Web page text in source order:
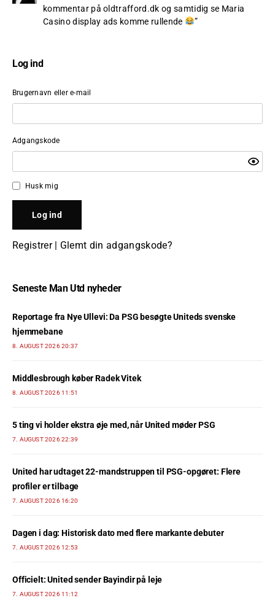
kommentar på oldtrafford.dk og samtidig se Maria
Casino display ads komme rullende
”
Log ind
Brugernavn eller e-mail
Adgangskode
Husk mig
Registrer| Glemt din adgangskode?
Seneste Man Utd nyheder
Reportage fra Nye Ullevi: Da PSG besøgte Uniteds svenske
hjemmebane
8. AUGUST 2026 20:37
Middlesbrough køber Radek Vitek
8. AUGUST 2026 11:51
5 ting vi holder ekstra øje med, når United møder PSG
7. AUGUST 2026 22:39
United har udtaget 22-mandstruppen til PSG-opgøret: Flere
profiler er tilbage
7. AUGUST 2026 16:20
Dagen i dag: Historisk dato med flere markante debuter
7. AUGUST 2026 12:53
Officielt: United sender Bayindir på leje
7. AUGUST 2026 11:12